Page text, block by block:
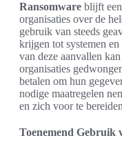
Ransomware blijft
organisaties over de
gebruik van steeds
krijgen tot systemen
van deze aanvallen
organisaties
betalen om hun
nodige maatregelen
en zich voor te
Toenemend Gebruik